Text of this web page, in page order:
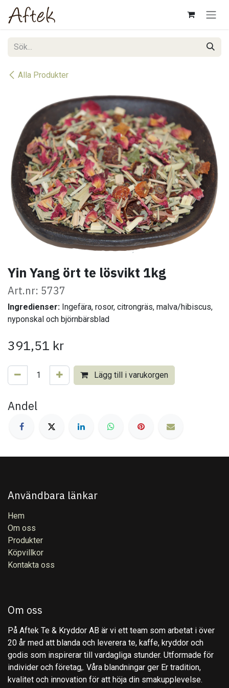
Hoppa till innehåll
Alla Produkter
Yin Yang ört te lösvikt 1kg
Art.nr: 5737
Ingredienser: Ingefära, rosor, citrongräs, malva/hibiscus,
nyponskal och björnbärsblad
391,51 kr
Lägg till i varukorgen
Andel
Användbara länkar
Hem
Om oss
Produkter
Köpvillkor
Kontakta oss
Om oss
På Aftek Te & Kryddor AB är vi ett team som arbetat i över
20 år med att blanda och leverera te, kaffe, kryddor och
godis som inspirerar till vardagliga stunder. Utformade för
individer och företag,. Våra blandningar ger Er tradition,
kvalitet och innovation för att höja din smakupplevelse.